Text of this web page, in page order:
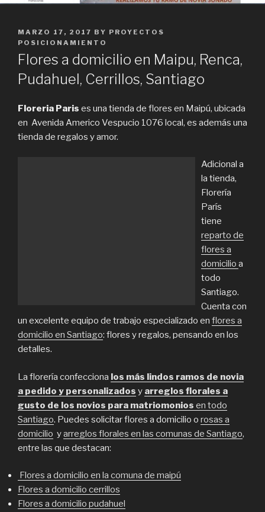
POSTED
ON
MARZO 17, 2017 BY PROYECTOS
POSICIONAMIENTO
Flores a domicilio en Maipu, Renca,
Pudahuel, Cerrillos, Santiago
Floreria Paris es una tienda de flores en Maipú, ubicada
en Avenida Americo Vespucio 1076 local, es además una
tienda de regalos y amor.
Adicional a
la tienda,
Florería
París
tiene
reparto de
flores a
domicilio a
todo
Santiago.
Cuenta con
un excelente equipo de trabajo especializado en flores a
domicilio en Santiago: flores y regalos, pensando en los
detalles.
La florería confecciona los más lindos ramos de novia
a pedido y personalizados y arreglos florales a
gusto de los novios para matriomonios en todo
Santiago. Puedes solicitar flores a domicilio o rosas a
domicilio yarreglos florales en las comunas de Santiago,
entre las que destacan:
Flores a domicilio en la comuna de maipú
Flores a domicilio cerrillos
Flores a domicilio pudahuel